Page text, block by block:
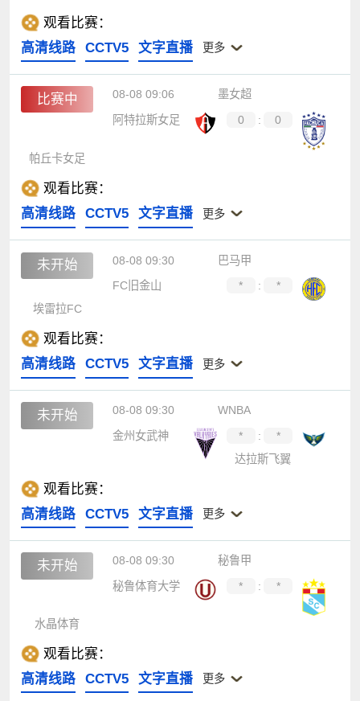
观看比赛：
高清线路
CCTV5 文字直播 更多
比赛中 08-08 09:06
墨女超
阿特拉斯女足
0 : 0
帕丘卡女足
观看比赛：
高清线路
CCTV5 文字直播 更多
未开始 08-08 09:30
巴马甲
FC旧金山
* :
*
埃雷拉FC
观看比赛：
高清线路
CCTV5 文字直播 更多
未开始 08-08 09:30
WNBA
金州女武神
* :
*
达拉斯飞翼
观看比赛：
高清线路
CCTV5 文字直播 更多
未开始 08-08 09:30
秘鲁甲
秘鲁体育大学
* : *
水晶体育
观看比赛：
高清线路
CCTV5 文字直播 更多